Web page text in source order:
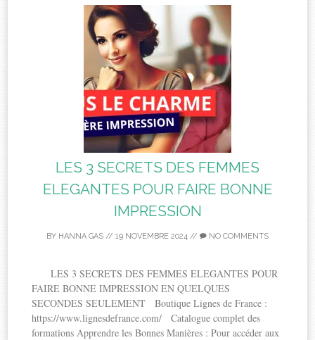
LES 3 SECRETS DES FEMMES
ELEGANTES POUR FAIRE BONNE
IMPRESSION
BY HANNA GAS // 19 NOVEMBRE 2024 // NO COMMENTS
LES 3 SECRETS DES FEMMES ELEGANTES POUR
FAIRE BONNE IMPRESSION EN QUELQUES
SECONDES SEULEMENT Boutique Lignes de France :
https://www.lignesdefrance.com/ Catalogue complet des
formations Apprendre les Bonnes Manières : Pour accéder aux